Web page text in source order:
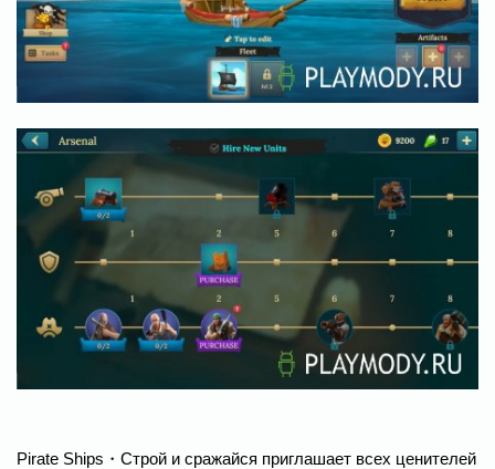
Pirate Ships・Строй и сражайся приглашает всех ценителей